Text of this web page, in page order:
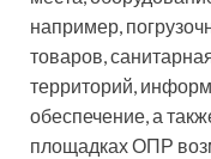
например,
товаров,
территорий,
обеспечение, а
площадках ОПР